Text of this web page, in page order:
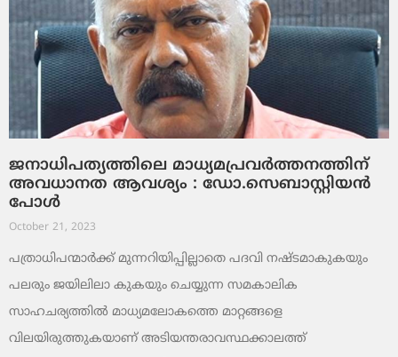
ജനാധിപത്യത്തിലെ മാധ്യമപ്രവര്‍ത്തനത്തിന്
അവധാനത ആവശ്യം : ഡോ.സെബാസ്റ്റിയന്‍
പോള്‍
October 21, 2023
പത്രാധിപന്മാര്‍ക്ക് മുന്നറിയിപ്പില്ലാതെ പദവി നഷ്ടമാകുകയും
പലരും ജയിലിലാ കുകയും ചെയ്യുന്ന സമകാലിക
സാഹചര്യത്തില്‍ മാധ്യമലോകത്തെ മാറ്റങ്ങളെ
വിലയിരുത്തുകയാണ് അടിയന്തരാവസ്ഥക്കാലത്ത്